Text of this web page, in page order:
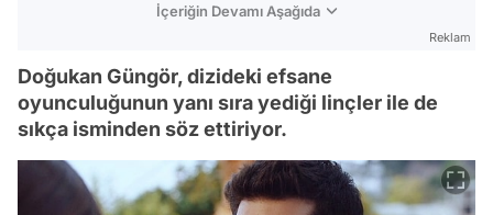
İçeriğin Devamı Aşağıda
Reklam
Doğukan Güngör, dizideki efsane
oyunculuğunun yanı sıra yediği linçler ile de
sıkça isminden söz ettiriyor.